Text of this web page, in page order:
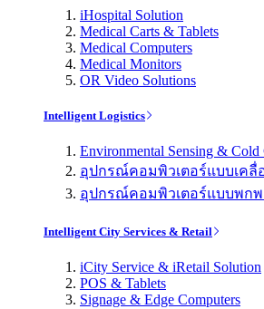
iHospital Solution
Medical Carts & Tablets
Medical Computers
Medical Monitors
OR Video Solutions
Intelligent Logistics
Environmental Sensing & Cold
อุปกรณ์คอมพิวเตอร์แบบเคลื่อ
อุปกรณ์คอมพิวเตอร์แบบพกพา
Intelligent City Services & Retail
iCity Service & iRetail Solution
POS & Tablets
Signage & Edge Computers